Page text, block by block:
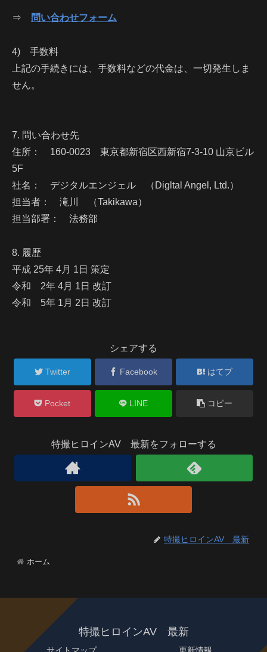
⇒ 問い合わせフォーム
4) 手数料
上記の手続きには、手数料などの代金は、一切発生しま
せん。
7. 問い合わせ先
住所： 160-0023 東京都新宿区西新宿7-3-10 山京ビル
5F
社名： デジタルエンジェル （Digltal Angel, Ltd.）
担当者： 滝川 （Takikawa）
担当部署： 法務部
8. 履歴
平成 25年 4月 1日 策定
令和 2年 4月 1日 改訂
令和 5年 1月 2日 改訂
シェアする
Twitter Facebook はてブ
Pocket LINE コピー
特撮ヒロインAV 最新をフォローする
特撮ヒロインAV 最新
ホーム
特撮ヒロインAV 最新
サイトマップ 更新情報